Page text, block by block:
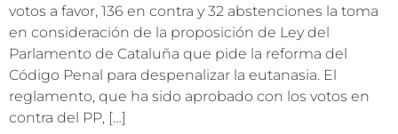
votos a favor, 136 en contra y 32 abstenciones la toma
en consideración de la proposición de Ley del
Parlamento de Cataluña que pide la reforma del
Código Penal para despenalizar la eutanasia. El
reglamento, que ha sido aprobado con los votos en
contra del PP, […]